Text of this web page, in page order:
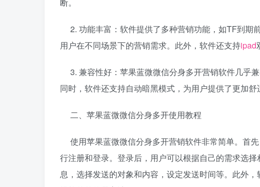
2. 功能丰富：软件提供了多种营销功能，如TF到期
用户在不同场景下的营销需求。此外，软件还支持ipad
3. 兼容性好：苹果蓝微微信分身多开营销软件几乎
同时，软件还支持自动暗黑模式，为用户提供了更加舒
二、苹果蓝微微信分身多开使用教程
使用苹果蓝微微信分身多开营销软件非常简单。首
行注册和登录。登录后，用户可以根据自己的需求选
息，选择发送的对象和内容，设定发送时间等。此外